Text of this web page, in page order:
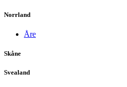
Norrland
Åre
Skåne
Svealand